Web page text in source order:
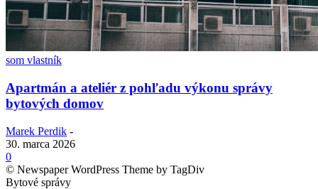
som vlastník
Apartmán a ateliér z pohľadu výkonu správy
bytových domov
Marek Perdik -
30. marca 2026
0
© Newspaper WordPress Theme by TagDiv
Bytové správy